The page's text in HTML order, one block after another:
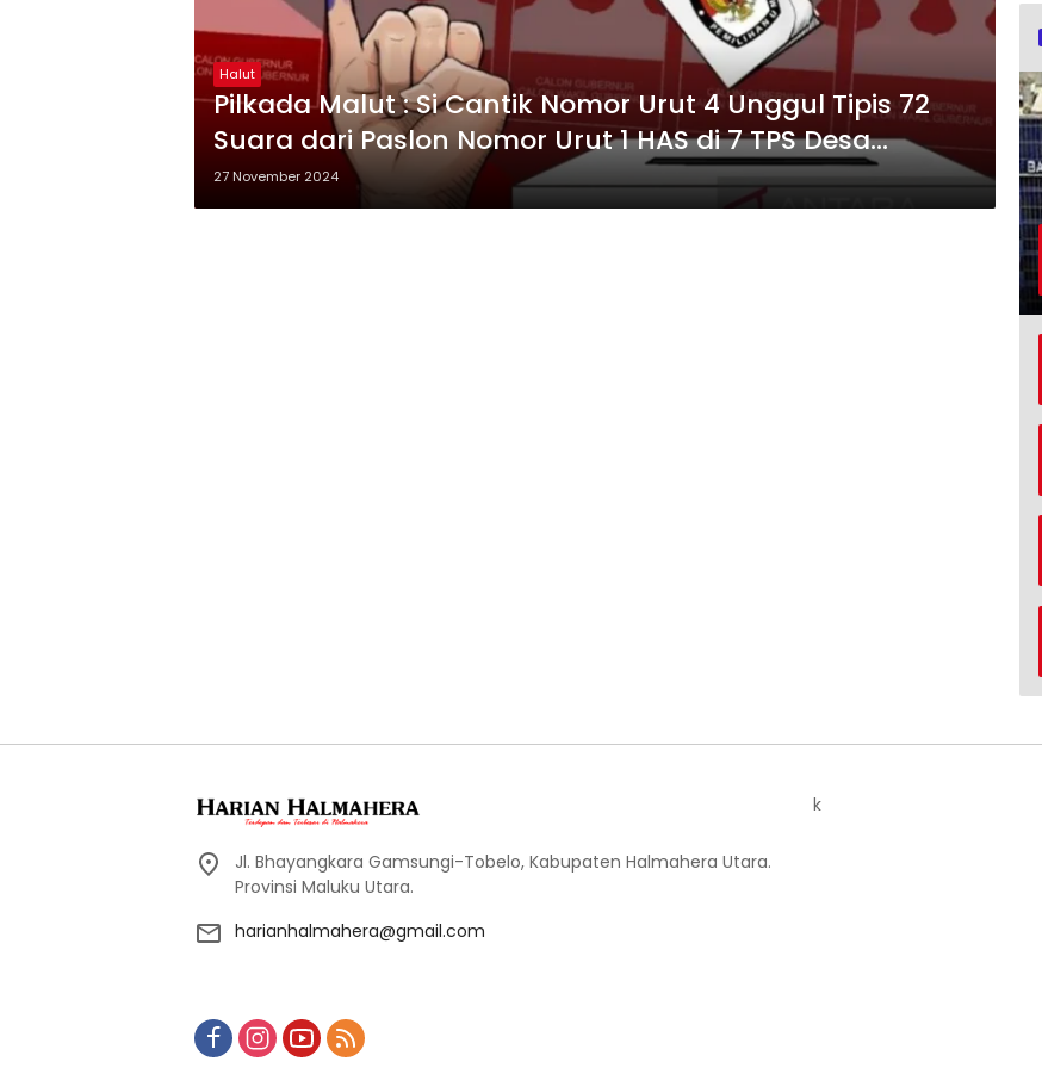
Halut
Pilkada Malut : Si Cantik Nomor Urut 4 Unggul Tipis 72
Suara dari Paslon Nomor Urut 1 HAS di 7 TPS Desa
Rawajaya
27 November 2024
Jl. Bhayangkara Gamsungi-Tobelo, Kabupaten Halmahera Utara.
Provinsi Maluku Utara.
harianhalmahera@gmail.com
k